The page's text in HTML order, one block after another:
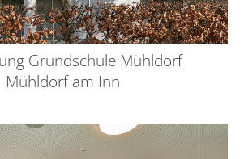
Grundschule Mühldorf
Mühldorf am Inn